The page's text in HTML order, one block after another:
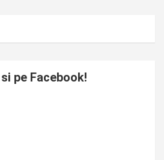
pe Facebook!